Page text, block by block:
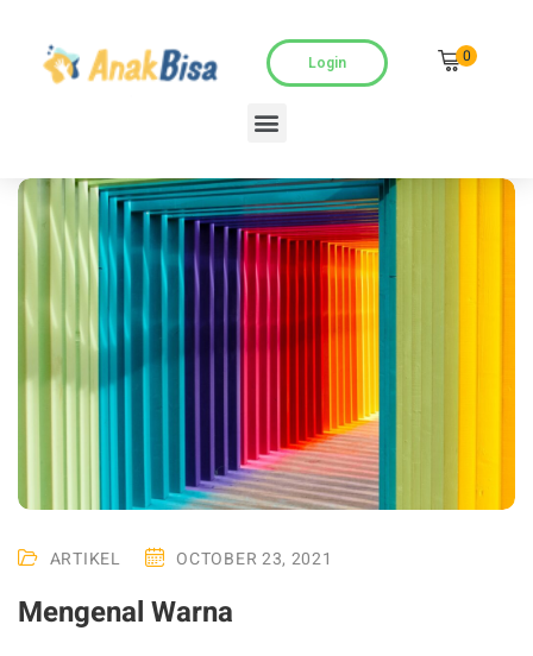
Login 0
ARTIKEL OCTOBER 23, 2021
Mengenal Warna